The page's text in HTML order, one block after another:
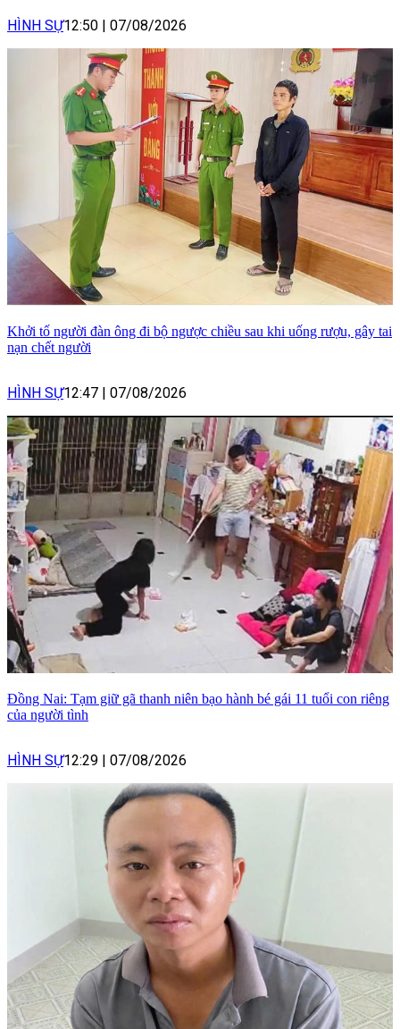
HÌNH SỰ12:50 | 07/08/2026
Khởi tố người đàn ông đi bộ ngược chiều sau khi uống rượu, gây tai
nạn chết người
HÌNH SỰ12:47 | 07/08/2026
Đồng Nai: Tạm giữ gã thanh niên bạo hành bé gái 11 tuổi con riêng
của người tình
HÌNH SỰ12:29 | 07/08/2026